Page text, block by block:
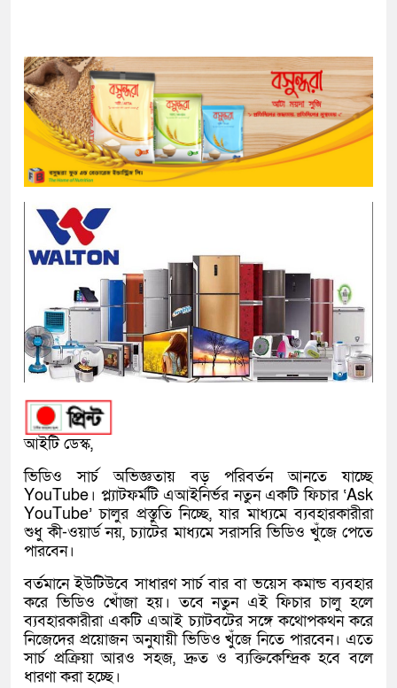
আইটি ডেস্ক,
ভিডিও সার্চ অভিজ্ঞতায় বড় পরিবর্তন আনতে যাচ্ছে
YouTube। প্ল্যাটফর্মটি এআইনির্ভর নতুন একটি ফিচার ‘Ask
YouTube’ চালুর প্রস্তুতি নিচ্ছে, যার মাধ্যমে ব্যবহারকারীরা
শুধু কী-ওয়ার্ড নয়, চ্যাটের মাধ্যমে সরাসরি ভিডিও খুঁজে পেতে
পারবেন।
বর্তমানে ইউটিউবে সাধারণ সার্চ বার বা ভয়েস কমান্ড ব্যবহার
করে ভিডিও খোঁজা হয়। তবে নতুন এই ফিচার চালু হলে
ব্যবহারকারীরা একটি এআই চ্যাটবটের সঙ্গে কথোপকথন করে
নিজেদের প্রয়োজন অনুযায়ী ভিডিও খুঁজে নিতে পারবেন। এতে
সার্চ প্রক্রিয়া আরও সহজ, দ্রুত ও ব্যক্তিকেন্দ্রিক হবে বলে
ধারণা করা হচ্ছে।